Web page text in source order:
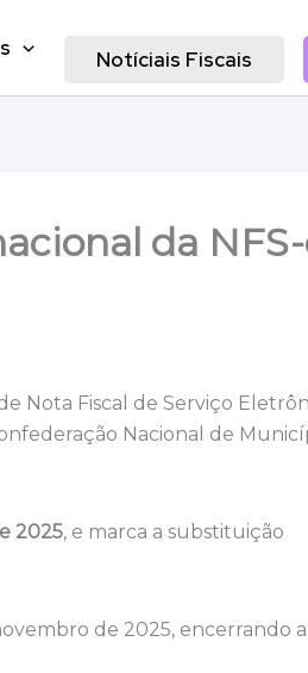
Notíciais Fiscais
da
Nota Fiscal de Serviço
Nacional de
2025, e marca a substituição
de 2025, encerrando a